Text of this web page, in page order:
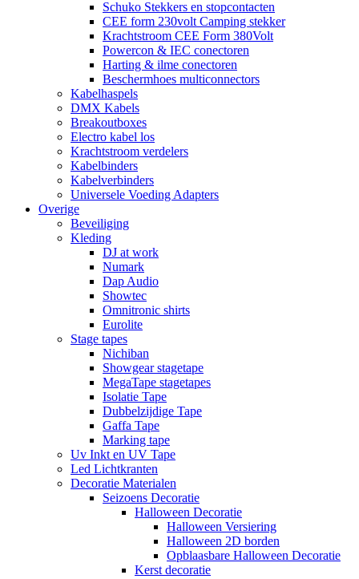
Schuko Stekkers en stopcontacten
CEE form 230volt Camping stekker
Krachtstroom CEE Form 380Volt
Powercon & IEC conectoren
Harting & ilme conectoren
Beschermhoes multiconnectors
Kabelhaspels
DMX Kabels
Breakoutboxes
Electro kabel los
Krachtstroom verdelers
Kabelbinders
Kabelverbinders
Universele Voeding Adapters
Overige
Beveiliging
Kleding
DJ at work
Numark
Dap Audio
Showtec
Omnitronic shirts
Eurolite
Stage tapes
Nichiban
Showgear stagetape
MegaTape stagetapes
Isolatie Tape
Dubbelzijdige Tape
Gaffa Tape
Marking tape
Uv Inkt en UV Tape
Led Lichtkranten
Decoratie Materialen
Seizoens Decoratie
Halloween Decoratie
Halloween Versiering
Halloween 2D borden
Opblaasbare Halloween Decoratie
Kerst decoratie